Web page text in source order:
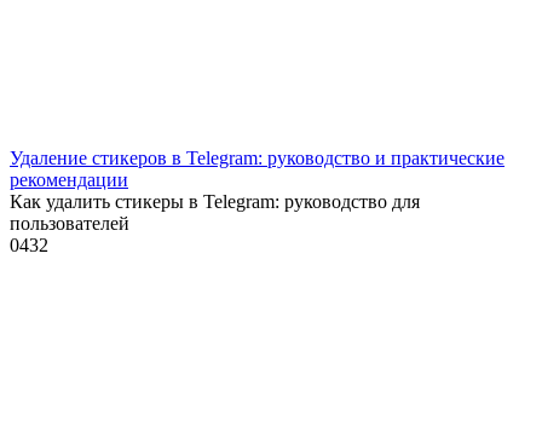
Удаление стикеров в Telegram: руководство и практические
рекомендации
Как удалить стикеры в Telegram: руководство для
пользователей
0432